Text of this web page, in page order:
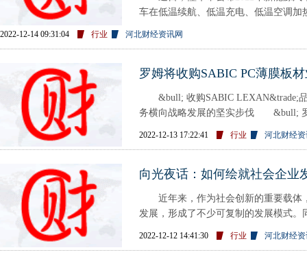
车在低温续航、低温充电、低温空调
2022-12-14 09:31:04 行业 河北财经资讯网
罗姆将收购SABIC PC薄膜板
&bull; 收购SABIC LEXAN&trade;品
务横向战略发展的坚实步伐 &bull;
2022-12-13 17:22:41 行业 河北财经
向光夜话：如何绘就社会企业
近年来，作为社会创新的重要载体
发展，形成了不少可复制的发展模式
2022-12-12 14:41:30 行业 河北财经